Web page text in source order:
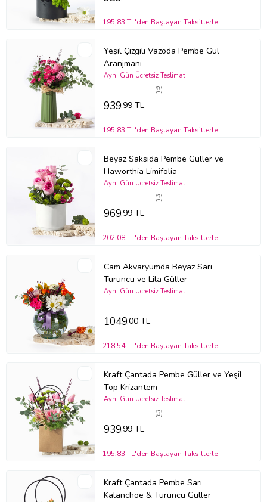
195,83 TL'den Başlayan Taksitlerle
Yeşil Çizgili Vazoda Pembe Gül
Aranjmanı
(8)
Aynı Gün Ücretsiz Teslimat
939,99 TL
195,83 TL'den Başlayan Taksitlerle
Beyaz Saksıda Pembe Güller ve
Haworthia Limifolia
(3)
Aynı Gün Ücretsiz Teslimat
969,99 TL
202,08 TL'den Başlayan Taksitlerle
Cam Akvaryumda Beyaz Sarı
Turuncu ve Lila Güller
Aynı Gün Ücretsiz Teslimat
1049,00 TL
218,54 TL'den Başlayan Taksitlerle
Kraft Çantada Pembe Güller ve Yeşil
Top Krizantem
(3)
Aynı Gün Ücretsiz Teslimat
939,99 TL
195,83 TL'den Başlayan Taksitlerle
Kraft Çantada Pembe Sarı
Kalanchoe & Turuncu Güller